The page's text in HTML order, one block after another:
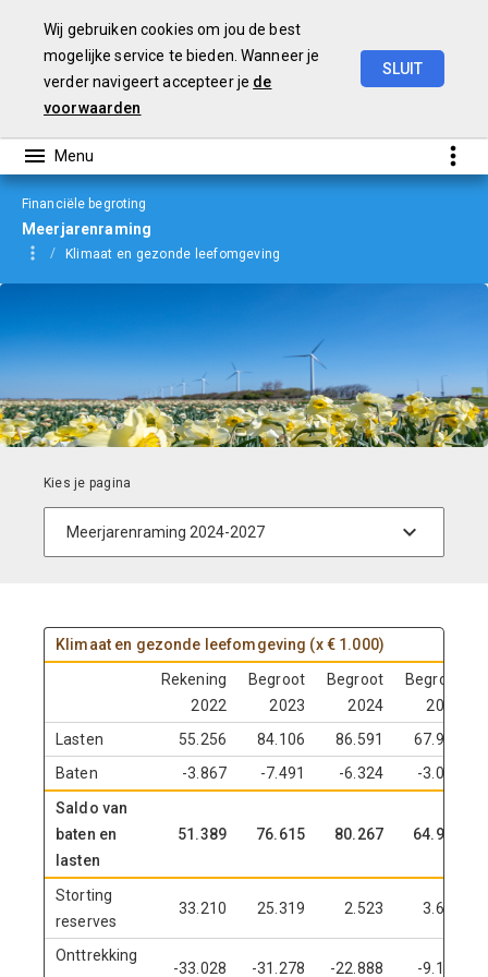
Wij gebruiken cookies om jou de best
mogelijke service te bieden. Wanneer je
verder navigeert accepteer je de
voorwaarden
SLUIT
Financiële begroting
Meerjarenraming
Klimaat en gezonde leefomgeving
Klimaat en gezonde leefomgeving (x € 1.000)
Rekening
2022
Begroot
2023
Begroot
2024
Begroot
2025
Lasten 55.256 84.106 86.591
67.929
Baten
-3.867 -7.491 -6.324
-3.009
Saldo van
baten en
lasten
51.389 76.615 80.267 64.920
Storting
reserves
33.210 25.319 2.523 3.659
Onttrekking
-33.028 -31.278 -22.888 -9.111